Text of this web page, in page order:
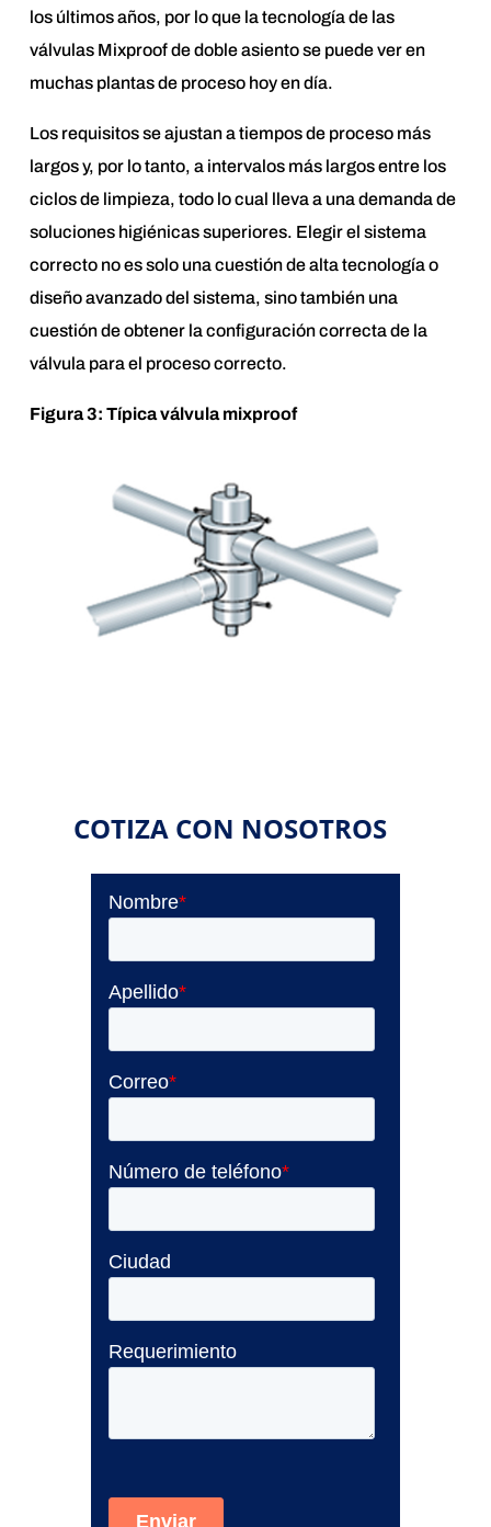
los últimos años, por lo que la tecnología de las
válvulas Mixproof de doble asiento se puede ver en
muchas plantas de proceso hoy en día.
Los requisitos se ajustan a tiempos de proceso más
largos y, por lo tanto, a intervalos más largos entre los
ciclos de limpieza, todo lo cual lleva a una demanda de
soluciones higiénicas superiores. Elegir el sistema
correcto no es solo una cuestión de alta tecnología o
diseño avanzado del sistema, sino también una
cuestión de obtener la configuración correcta de la
válvula para el proceso correcto.
Figura 3: Típica válvula mixproof
COTIZA CON NOSOTROS